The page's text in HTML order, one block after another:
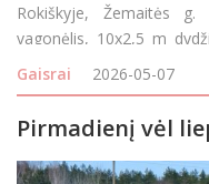
Rokiškyje, Žemaitės
vagonėlis, 10x2,5 m
langai, termiškai paveikta
Gaisrai 2026-05-07
Pirmadienį vėl